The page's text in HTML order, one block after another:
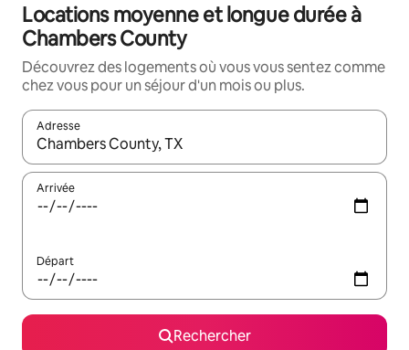
Locations moyenne et longue durée à
Chambers County
Découvrez des logements où vous vous sentez comme
chez vous pour un séjour d'un mois ou plus.
Adresse
Lorsque les résultats s'affichent, utilisez les flèches vers le
Arrivée
Départ
Rechercher